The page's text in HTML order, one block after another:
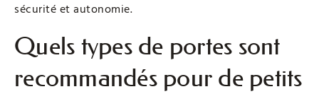
sécurité et autonomie.
Quels types de portes sont
recommandés pour de petits